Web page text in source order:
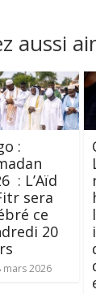
aussi
:
: L’Aïd
sera
ce
20
mars 2026